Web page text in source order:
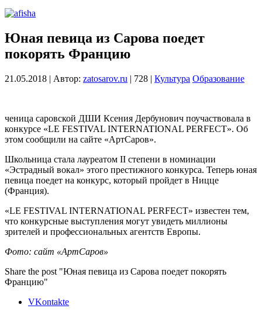
Юная певица из Сарова поедет
покорять Францию
21.05.2018 | Автор: zatosarov.ru | 728 | Культура Образование
ченица саровской ДШИ Ксения Дербунович поучаствовала в
конкурсе «LE FESTIVAL INTERNATIONAL PERFEСT». Об
этом сообщили на сайте «АртСаров».
Школьница стала лауреатом II степени в номинации
«Эстрадный вокал» этого престижного конкурса. Теперь юная
певица поедет на конкурс, который пройдет в Ницце
(Франция).
«LE FESTIVAL INTERNATIONAL PERFEСT» известен тем,
что конкурсные выступления могут увидеть миллионы
зрителей и профессиональных агентств Европы.
Фото: сайт «АртСаров»
Share the post "Юная певица из Сарова поедет покорять
Францию"
VKontakte